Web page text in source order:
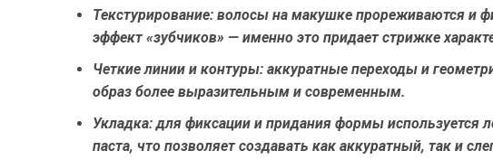
Текстурирование: волосы на макушке прореживаются и
эффект «зубчиков» — именно это придает стрижке
Четкие линии и контуры: аккуратные переходы и
образ более выразительным и современным.
Укладка:для фиксации и придания формы используется
паста, что позволяет создавать как аккуратный, так и